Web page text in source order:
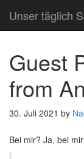
Unser täglich
Guest
from
30. Juli 2021 by
Bei mir? Ja, bei